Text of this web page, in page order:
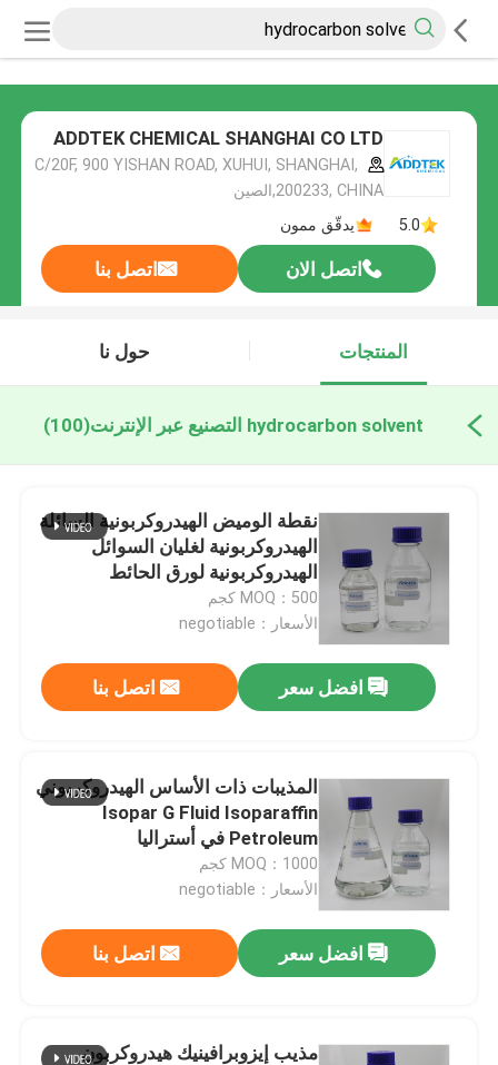
ADDTEK CHEMICAL SHANGHAI CO LTD
C/20F, 900 YISHAN ROAD, XUHUI, SHANGHAI,
200233, CHINA,الصين
5.0
يدقّق ممون
اتصل الان اتصل بنا
المنتجات حول نا
hydrocarbon solvent التصنيع عبر الإنترنت (100)
نقطة الوميض الهيدروكربونية السائلة
الهيدروكربونية لغليان السوائل
الهيدروكربونية لورق الحائط
MOQ：500 كجم
الأسعار：negotiable
افضل سعر اتصل بنا
المذيبات ذات الأساس الهيدروكربوني
Isopar G Fluid Isoparaffin
Petroleum في أستراليا
MOQ：1000 كجم
الأسعار：negotiable
افضل سعر اتصل بنا
مذيب إيزوبرافينيك هيدروكربون